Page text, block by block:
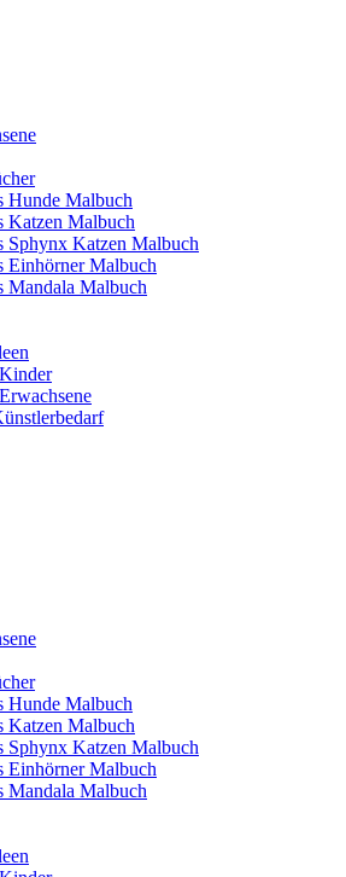
Hunde Malbuch
Katzen Malbuch
Sphynx Katzen Malbuch
Einhörner Malbuch
Mandala Malbuch
Hunde Malbuch
Katzen Malbuch
Sphynx Katzen Malbuch
Einhörner Malbuch
Mandala Malbuch